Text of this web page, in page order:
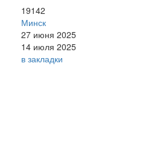
19142
Минск
27 июня 2025
14 июля 2025
в закладки